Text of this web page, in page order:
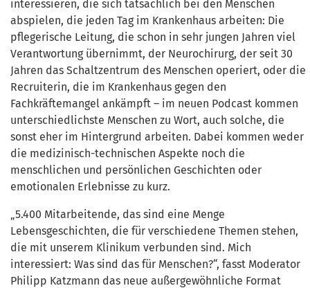
interessieren, die sich tatsächlich bei den Menschen
abspielen, die jeden Tag im Krankenhaus arbeiten: Die
pflegerische Leitung, die schon in sehr jungen Jahren viel
Verantwortung übernimmt, der Neurochirurg, der seit 30
Jahren das Schaltzentrum des Menschen operiert, oder die
Recruiterin, die im Krankenhaus gegen den
Fachkräftemangel ankämpft – im neuen Podcast kommen
unterschiedlichste Menschen zu Wort, auch solche, die
sonst eher im Hintergrund arbeiten. Dabei kommen weder
die medizinisch-technischen Aspekte noch die
menschlichen und persönlichen Geschichten oder
emotionalen Erlebnisse zu kurz.
„5.400 Mitarbeitende, das sind eine Menge
Lebensgeschichten, die für verschiedene Themen stehen,
die mit unserem Klinikum verbunden sind. Mich
interessiert: Was sind das für Menschen?“, fasst Moderator
Philipp Katzmann das neue außergewöhnliche Format